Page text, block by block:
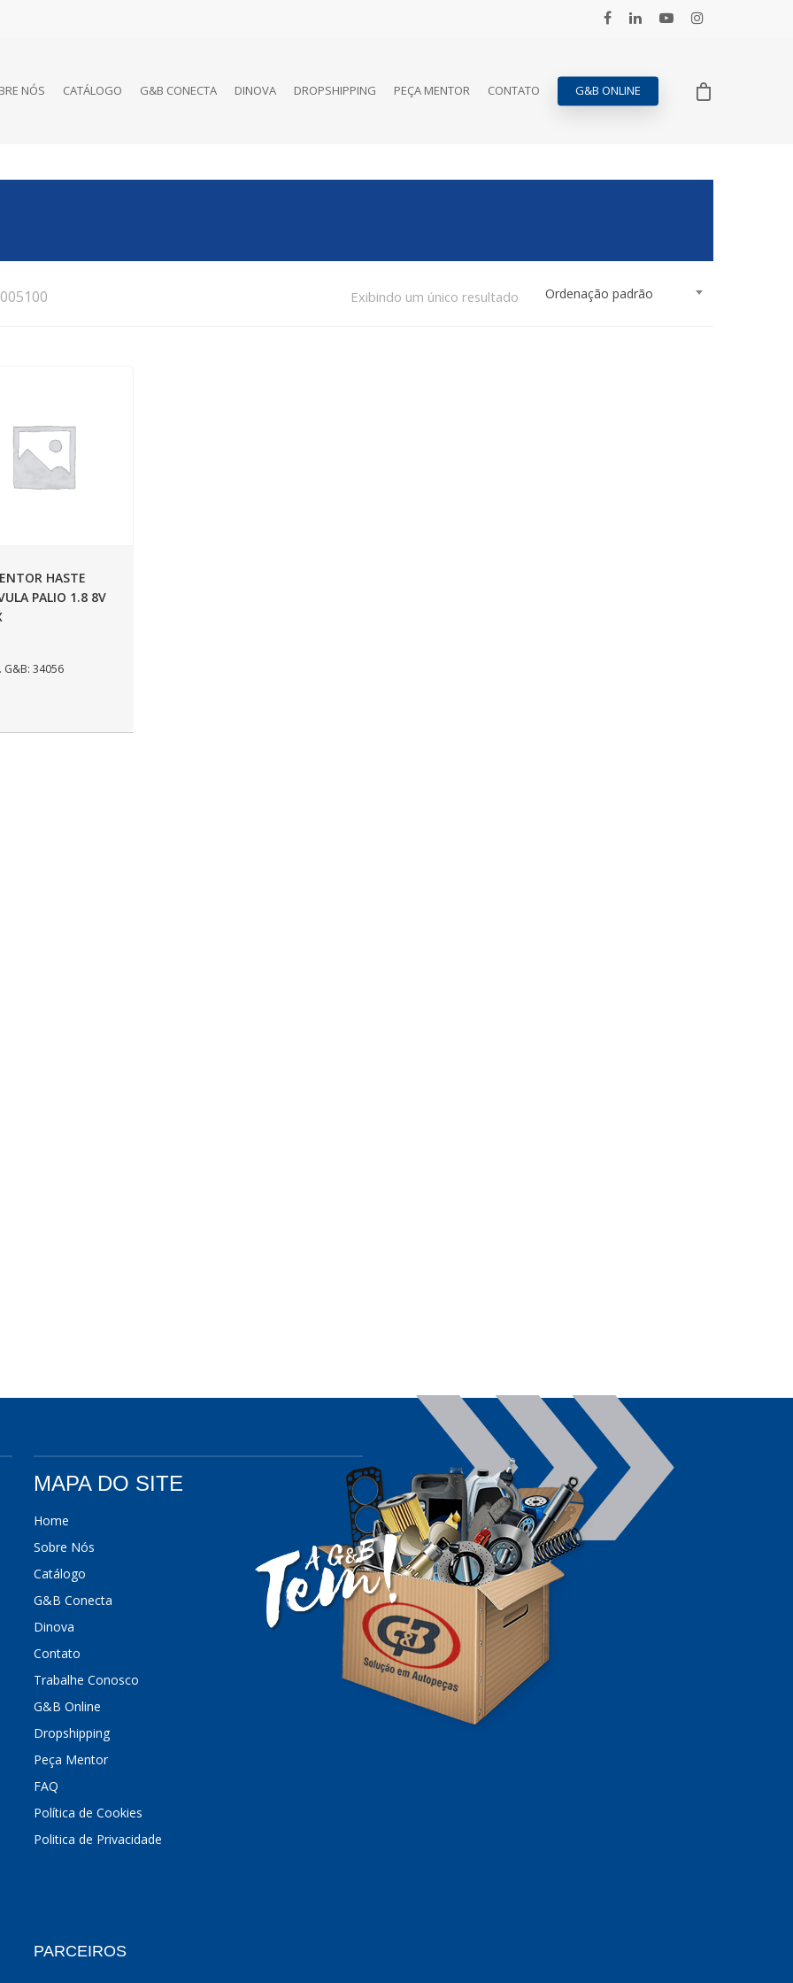
NÓS CATÁLOGO G&B CONECTA DINOVA DROPSHIPPING PEÇA MENTOR CONTATO G&B ONLINE
Ordenação padrão
Exibindo um único resultado
HASTE
PALIO 1.8 8V
G&B: 34056
MAPA DO SITE
Home
Sobre Nós
Catálogo
G&B Conecta
Dinova
Contato
Trabalhe Conosco
G&B Online
Dropshipping
Peça Mentor
FAQ
Política de Cookies
Politica de Privacidade
PARCEIROS